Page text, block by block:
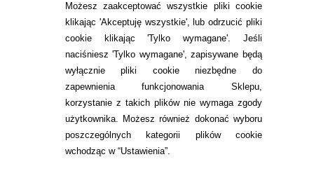
Możesz zaakceptować wszystkie pliki cookie
klikając 'Akceptuję wszystkie', lub odrzucić pliki
cookie klikając 'Tylko wymagane'. Jeśli
naciśniesz 'Tylko wymagane', zapisywane będą
wyłącznie pliki cookie niezbędne do
zapewnienia funkcjonowania Sklepu,
korzystanie z takich plików nie wymaga zgody
użytkownika. Możesz również dokonać wyboru
poszczególnych kategorii plików cookie
wchodząc w “Ustawienia”.
NASZA REKOMENDACJA
BEZOKULAROW.PL
EYELOVE EXCLUSIVE PRO 6 SZT.
99,99pln